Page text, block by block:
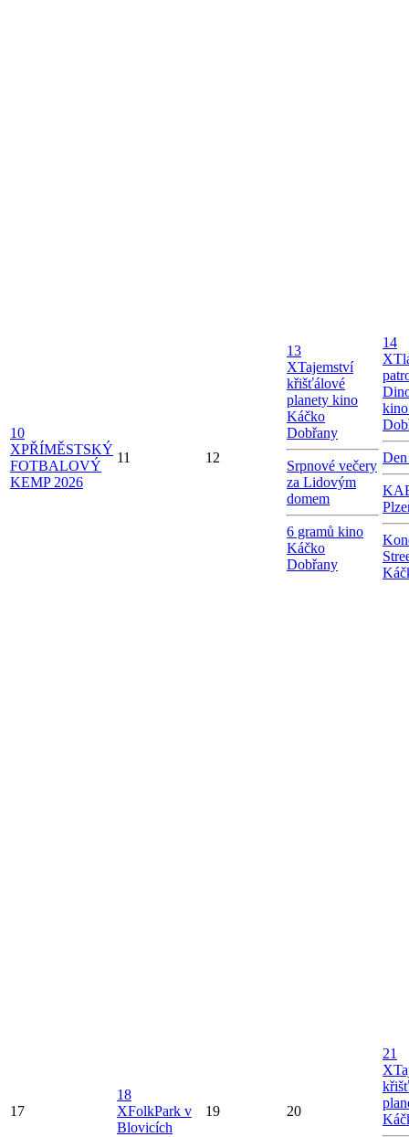
10
XPŘÍMĚSTSKÝ
FOTBALOVÝ
KEMP 2026
11 12
13
XTajemství
křišťálové
planety kino
Káčko
Dobřany
Srpnové večery
za Lidovým
domem
6 gramů kino
Káčko
Dobřany
14
X
17
18
XFolkPark v
Blovicích
19 20
21
X